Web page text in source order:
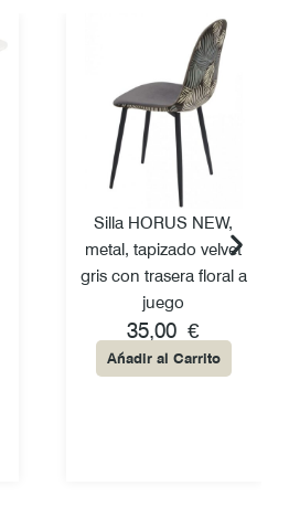
Silla HORUS NEW,
metal, tapizado velvet
gris con trasera floral a
juego
35,00€
Añadir al Carrito